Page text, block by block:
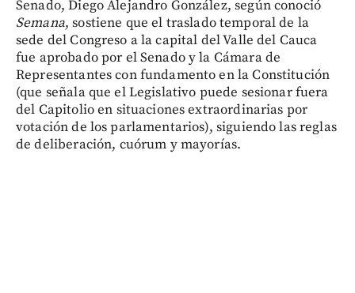
Senado, Diego Alejandro González, según conoció
Semana, sostiene que el traslado temporal de la
sede del Congreso a la capital del Valle del Cauca
fue aprobado por el Senado y la Cámara de
Representantes con fundamento en la Constitución
(que señala que el Legislativo puede sesionar fuera
del Capitolio en situaciones extraordinarias por
votación de los parlamentarios), siguiendo las reglas
de deliberación, cuórum y mayorías.